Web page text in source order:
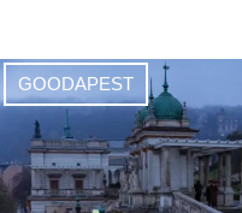
GOODAPEST